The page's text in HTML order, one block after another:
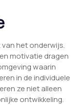
het onderwijs.
motivatie dragen
waarin
in de individuele
ze niet alleen
ontwikkeling.